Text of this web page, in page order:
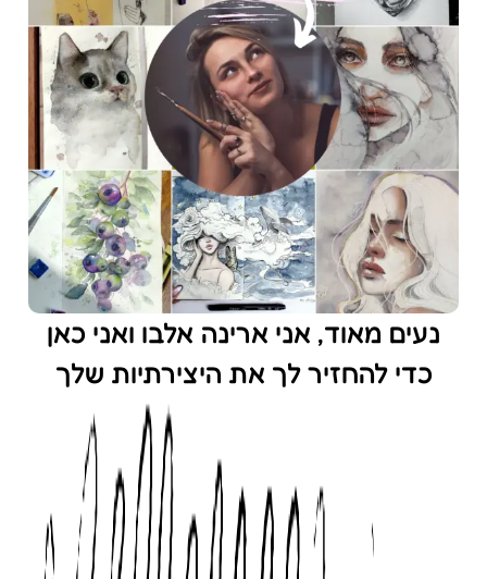
נעים מאוד, אני ארינה אלבו ואני כאן
כדי להחזיר לך את היצירתיות שלך